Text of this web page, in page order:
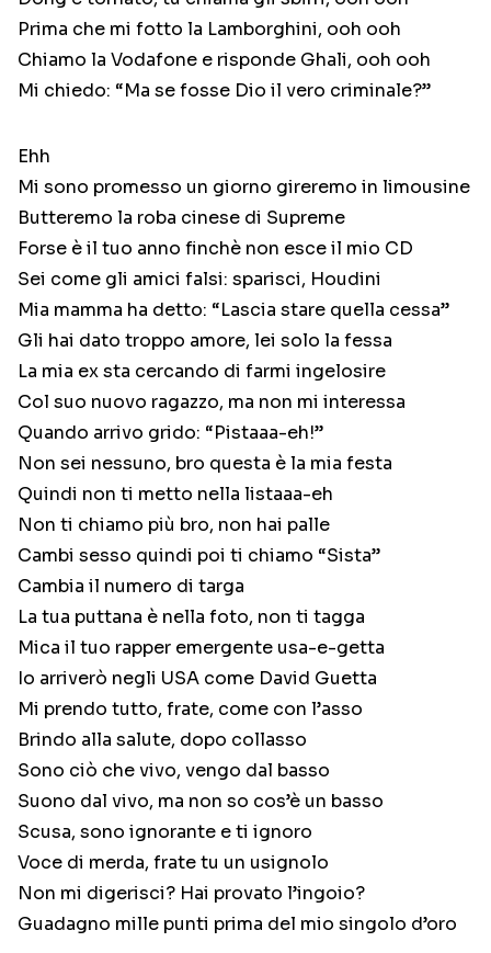
Prima che mi fotto la Lamborghini, ooh ooh
Chiamo la Vodafone e risponde Ghali, ooh ooh
Mi chiedo: “Ma se fosse Dio il vero criminale?”
Ehh
Mi sono promesso un giorno gireremo in limousine
Butteremo la roba cinese di Supreme
Forse è il tuo anno finchè non esce il mio CD
Sei come gli amici falsi: sparisci, Houdini
Mia mamma ha detto: “Lascia stare quella cessa”
Gli hai dato troppo amore, lei solo la fessa
La mia ex sta cercando di farmi ingelosire
Col suo nuovo ragazzo, ma non mi interessa
Quando arrivo grido: “Pistaaa-eh!”
Non sei nessuno, bro questa è la mia festa
Quindi non ti metto nella listaaa-eh
Non ti chiamo più bro, non hai palle
Cambi sesso quindi poi ti chiamo “Sista”
Cambia il numero di targa
La tua puttana è nella foto, non ti tagga
Mica il tuo rapper emergente usa-e-getta
Io arriverò negli USA come David Guetta
Mi prendo tutto, frate, come con l’asso
Brindo alla salute, dopo collasso
Sono ciò che vivo, vengo dal basso
Suono dal vivo, ma non so cos’è un basso
Scusa, sono ignorante e ti ignoro
Voce di merda, frate tu un usignolo
Non mi digerisci? Hai provato l’ingoio?
Guadagno mille punti prima del mio singolo d’oro